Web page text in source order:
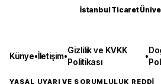
İstanbul Ticaret
Künye•İletişim•
Gizlilik ve KVKK
Politikası
•
YASAL UYARI VE SORUMLULUK REDDİ